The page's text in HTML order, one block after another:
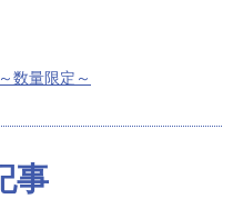
数量限定～
事